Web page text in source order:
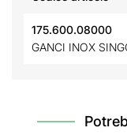
175.600.08000
GANCI INOX